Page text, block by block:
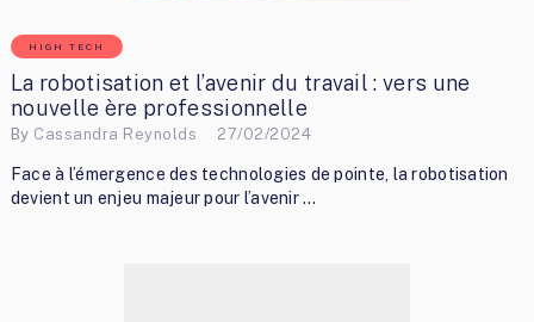
HIGH TECH
La robotisation et l’avenir du travail : vers une
nouvelle ère professionnelle
By Cassandra Reynolds 27/02/2024
Face à l’émergence des technologies de pointe, la robotisation
devient un enjeu majeur pour l’avenir …